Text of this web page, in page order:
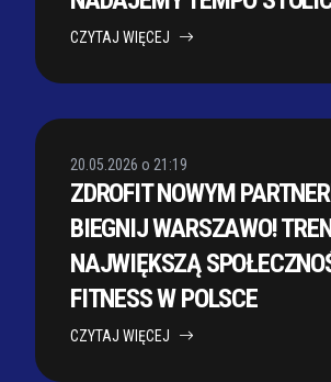
CZYTAJ WIĘCEJ
20.05.2026 o 21:19
ZDROFIT NOWYM
BIEGNIJ WARSZAWO!
NAJWIĘKSZĄ
FITNESS W POLSCE
CZYTAJ WIĘCEJ